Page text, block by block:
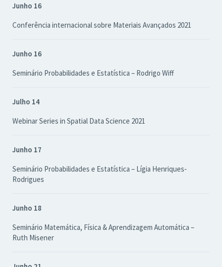
Junho 16
Conferência internacional sobre Materiais Avançados 2021
Junho 16
Seminário Probabilidades e Estatística – Rodrigo Wiff
Julho 14
Webinar Series in Spatial Data Science 2021
Junho 17
Seminário Probabilidades e Estatística – Lígia Henriques‐
Rodrigues
Junho 18
Seminário Matemática, Física & Aprendizagem Automática –
Ruth Misener